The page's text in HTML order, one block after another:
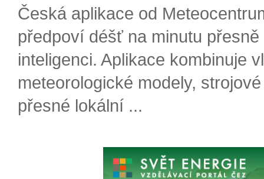
Česká aplikace od
předpoví déšť na minutu
inteligenci. Aplikace kombinuje
meteorologické modely,
přesné lokální ...